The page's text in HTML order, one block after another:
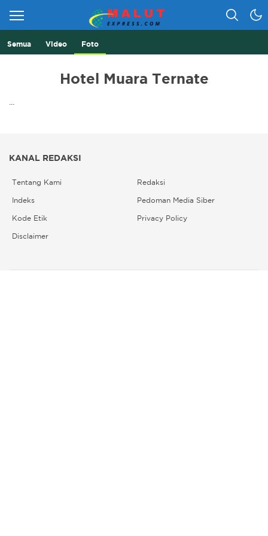
Malut Express
Berita Lebih Cepat
Semua Video Foto
Hotel Muara Ternate
KANAL REDAKSI
Tentang Kami Redaksi
Indeks Pedoman Media Siber
Kode Etik Privacy Policy
Disclaimer